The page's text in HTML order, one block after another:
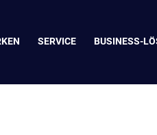
SERVICE BUSINESS-